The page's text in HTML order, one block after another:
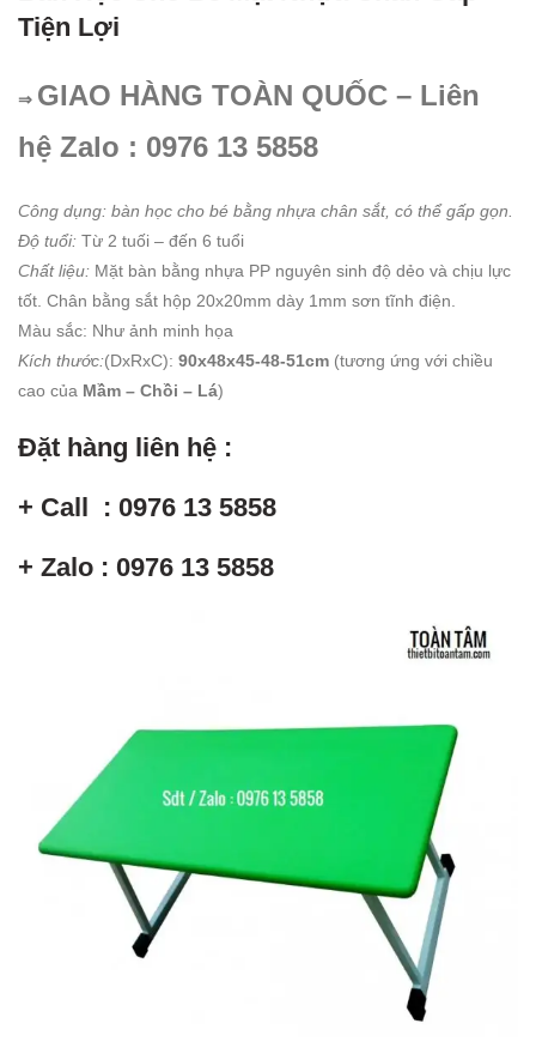
Tiện Lợi
⇒ GIAO HÀNG TOÀN QUỐC – Liên
hệ Zalo : 0976 13 5858
Công dụng: bàn học cho bé bằng nhựa chân sắt, có thể gấp gọn.
Độ tuổi: Từ 2 tuối – đến 6 tuổi
Chất liệu: Mặt bàn bằng nhựa PP nguyên sinh độ dẻo và chịu lực
tốt. Chân bằng sắt hộp 20x20mm dày 1mm sơn tĩnh điện.
Màu sắc: Như ảnh minh họa
Kích thước:(DxRxC): 90x48x45-48-51cm (tương ứng với chiều
cao của Mầm – Chồi – Lá)
Đặt hàng liên hệ :
+ Call : 0976 13 5858
+ Zalo : 0976 13 5858